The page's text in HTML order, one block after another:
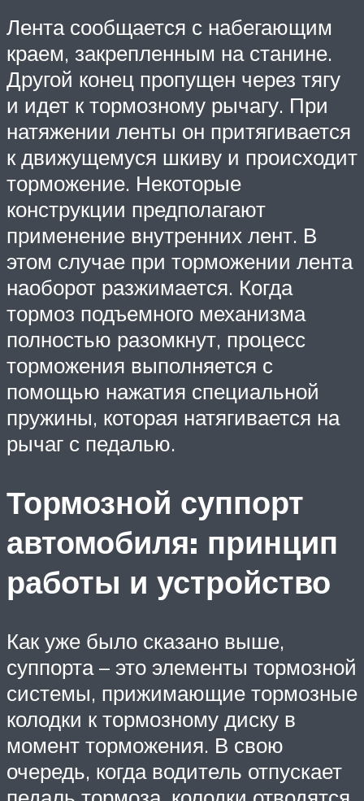
Лента сообщается с набегающим
краем, закрепленным на станине.
Другой конец пропущен через тягу
и идет к тормозному рычагу. При
натяжении ленты он притягивается
к движущемуся шкиву и происходит
торможение. Некоторые
конструкции предполагают
применение внутренних лент. В
этом случае при торможении лента
наоборот разжимается. Когда
тормоз подъемного механизма
полностью разомкнут, процесс
торможения выполняется с
помощью нажатия специальной
пружины, которая натягивается на
рычаг с педалью.
Тормозной суппорт
автомобиля: принцип
работы и устройство
Как уже было сказано выше,
суппорта – это элементы тормозной
системы, прижимающие тормозные
колодки к тормозному диску в
момент торможения. В свою
очередь, когда водитель отпускает